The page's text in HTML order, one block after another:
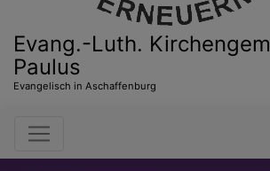
Evang.-Luth.
Paulus
Evangelisch in Aschaffenburg
Hauptnavigation